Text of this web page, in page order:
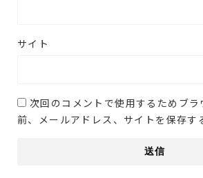
サイト
次回のコメントで使用するためブラ
前、メールアドレス、サイトを保存す